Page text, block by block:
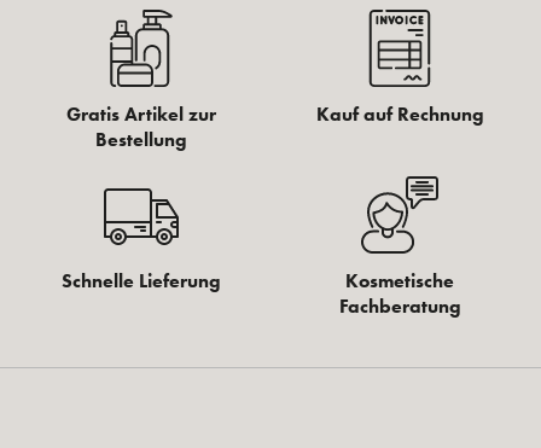
Gratis Artikel zur
Bestellung
Kauf auf Rechnung
Schnelle Lieferung
Kosmetische
Fachberatung